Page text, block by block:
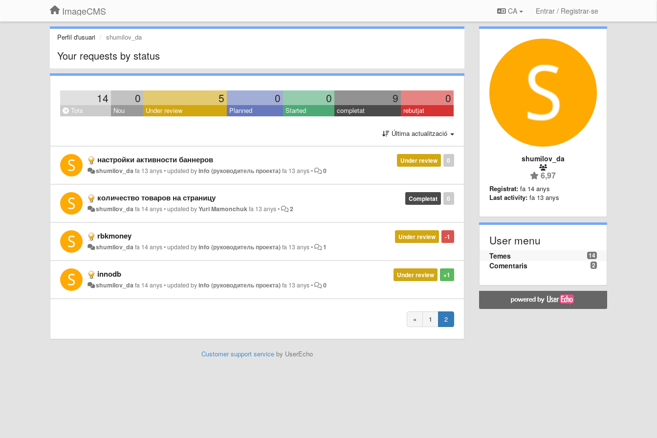
ImageCMS CA Entrar / Registrar-se
Perfil d'usuari shumilov_da
Your requests by status
14 0 5 0 0 9 0
Tots Nou Under review Planned Started completat rebutjat
Última actualització
0
Under review
настройки активности баннеров
shumilov_dafa 13 anys•updated byinfo (руководитель проекта)fa 13 anys• 0
0
Completat
количество товаров на страницу
shumilov_dafa 14 anys•updated byYuri Mamonchukfa 13 anys• 2
-1
Under review
rbkmoney
shumilov_dafa 14 anys•updated byinfo (руководитель проекта)fa 13 anys• 1
+1
Under review
innodb
shumilov_dafa 14 anys•updated byinfo (руководитель проекта)fa 13 anys• 0
« 1 2
Customer support serviceby UserEcho
shumilov_da
6,97
Registrat: fa 14 anys
Last activity: fa 13 anys
User menu
14
Temes
2
Comentaris